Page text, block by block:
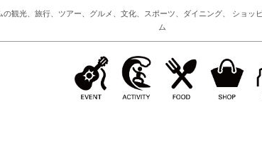
観光、旅行、ツアー、グルメ、文化、スポーツ、ダイニング、 ショ
ム